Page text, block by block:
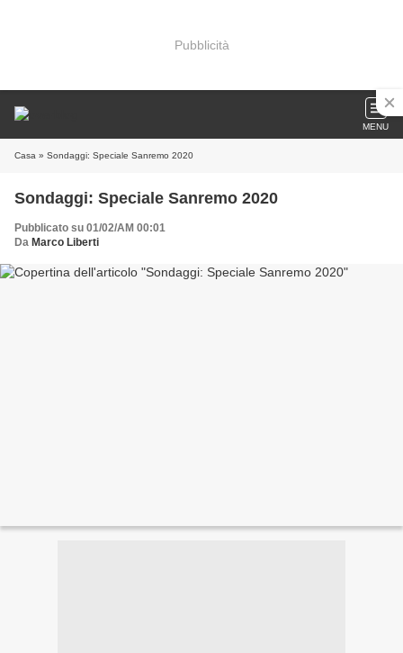
Pubblicità
MENU
Casa » Sondaggi: Speciale Sanremo 2020
Sondaggi: Speciale Sanremo 2020
Pubblicato su 01/02/AM 00:01
Da Marco Liberti